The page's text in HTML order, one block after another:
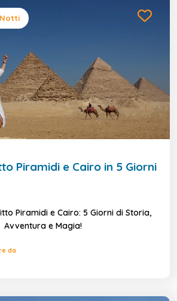
Piramidi e Cairo in 5 Giorni
Piramidi e Cairo: 5 Giorni di Storia,
Avventura e Magia!
da